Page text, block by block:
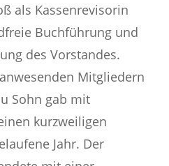
als Kassenrevisorin
Buchführung und
des Vorstandes.
Mitgliedern
Sohn gab mit
kurzweiligen
Jahr. Der